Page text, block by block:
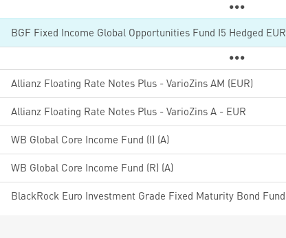
BGF Fixed Income Global Opportunities Fund I5 Hedged EUR
Allianz Floating Rate Notes Plus - VarioZins AM (EUR)
Allianz Floating Rate Notes Plus - VarioZins A - EUR
WB Global Core Income Fund (I) (A)
WB Global Core Income Fund (R) (A)